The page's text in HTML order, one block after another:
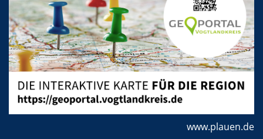
www.plauen.de